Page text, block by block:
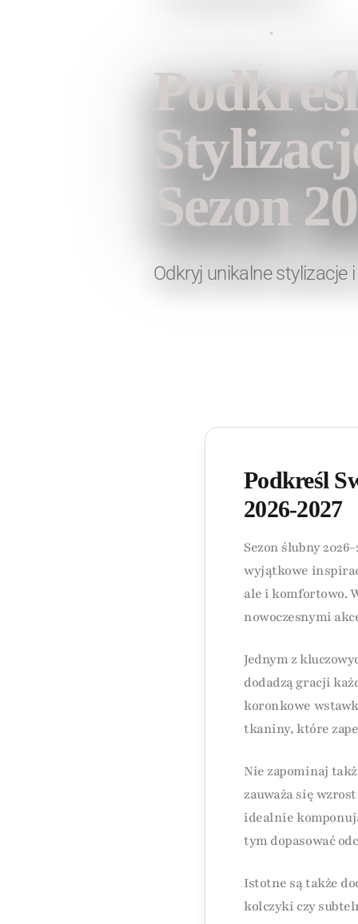
•
Sezon
Odkryj unikalne stylizacje
Podkreśl
2026-2027
Sezon ślubny
wyjątkowe
ale i komfortowo.
nowoczesnymi
Jednym z
dodadzą gracji
koronkowe
tkaniny, które
Nie zapominaj
zauważa się
idealnie
tym dopasować
Istotne są także
kolczyki czy